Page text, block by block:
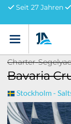
Seit 27 Jahren
Menü
Charter-
Bavaria
Stockholm -